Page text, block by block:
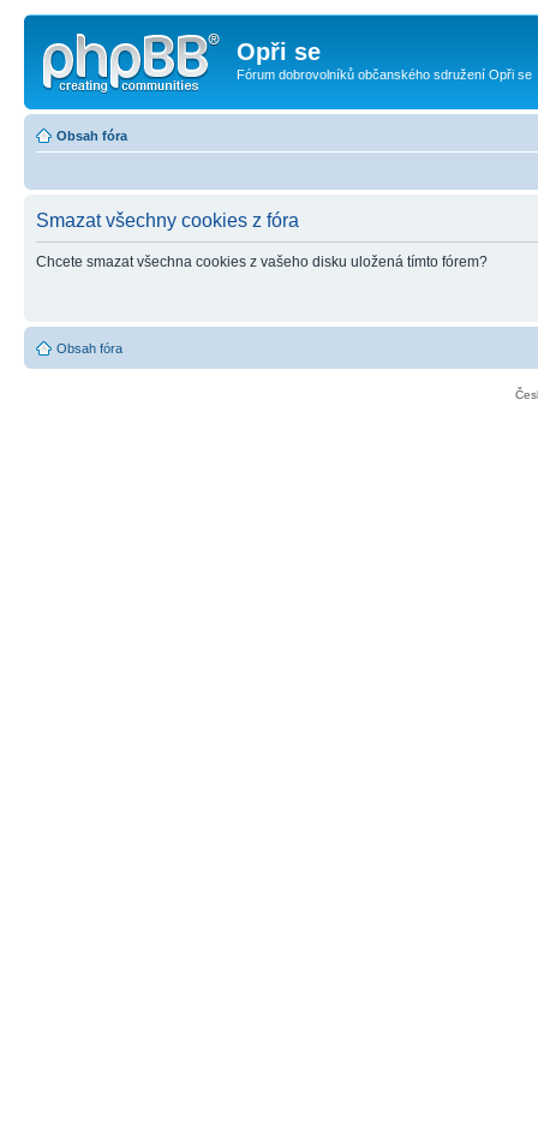
Opři se
Fórum dobrovolníků občanského sdružení Opři se
Obsah fóra
Smazat všechny cookies z fóra
Chcete smazat všechna cookies z vašeho disku uložená tímto fórem?
Obsah fóra